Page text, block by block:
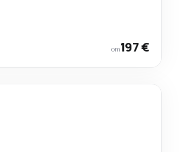
от197 €